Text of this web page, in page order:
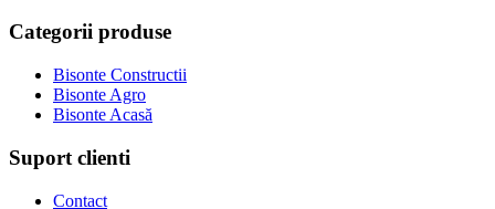
Categorii produse
Bisonte Constructii
Bisonte Agro
Bisonte Acasă
Suport clienti
Contact